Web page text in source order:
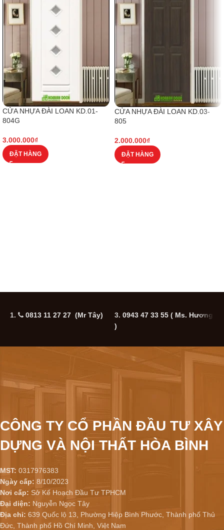
CỬA NHỰA ĐÀI LOAN KD.01-
804G
3.000.000₫
ĐẶT HÀNG
CỬA NHỰA ĐÀI LOAN KD.03-
805
2.000.000₫
ĐẶT HÀNG
1. 0813 11 27 27 (Mr Tây) 3. 0943 47 33 55 ( Ms. Hương
)
CÔNG TY CỔ PHẦN ĐẦU TƯ XÂY
DỰNG VÀ NỘI THẤT HÒA BÌNH
MST: 0317976383
Ngày cấp: 8/10/2023
Nơi cấp: Sở Kế Hoạch Đầu Tư TPHCM
Đại diện: Nguyễn Ngọc Tây
Địa chỉ: 639 Quốc lộ 13, Phường Hiệp Bình Phước, Thành phố Thủ
Đức, Thành phố Hồ Chí Minh, Việt Nam